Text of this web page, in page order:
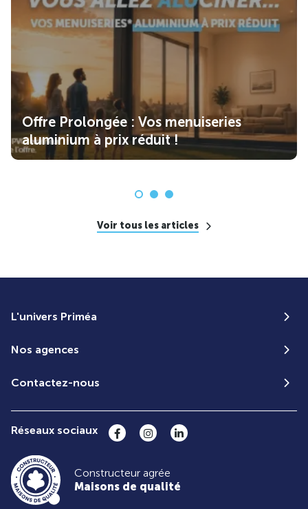
Offre Prolongée : Vos menuiseries
aluminium à prix réduit !
Voir tous les articles
L'univers Priméa
Nos agences
Contactez-nous
Réseaux sociaux
Constructeur agrée
Maisons de qualité